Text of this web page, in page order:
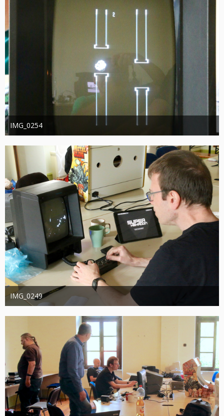
IMG_0254
joachimschwanter
9. Oktober 2023
348
0
IMG_0249
joachimschwanter
9. Oktober 2023
386
0 0